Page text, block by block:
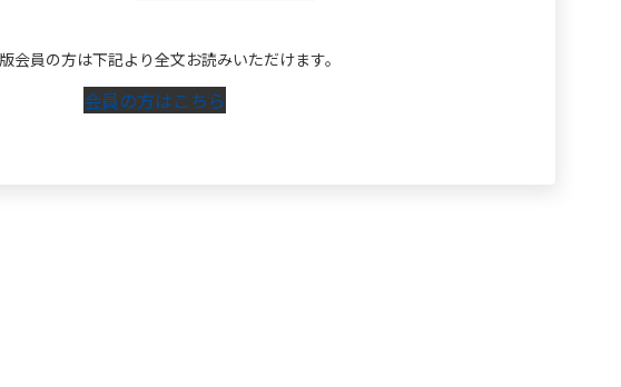
会員の方は下記より全文お読みいただけます。
会員の方はこちら